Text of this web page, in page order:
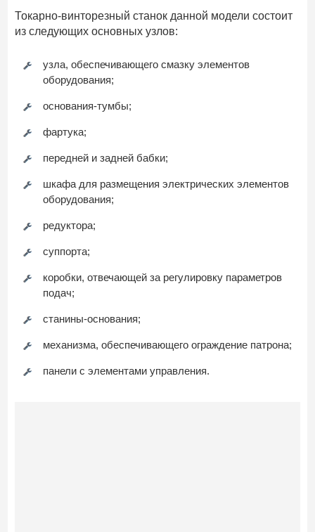
Токарно-винторезный станок данной модели состоит
из следующих основных узлов:
узла, обеспечивающего смазку элементов
оборудования;
основания-тумбы;
фартука;
передней и задней бабки;
шкафа для размещения электрических элементов
оборудования;
редуктора;
суппорта;
коробки, отвечающей за регулировку параметров
подач;
станины-основания;
механизма, обеспечивающего ограждение патрона;
панели с элементами управления.